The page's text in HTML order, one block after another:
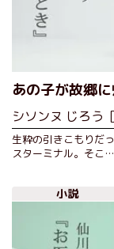
あの子が故郷
シソンヌ じろう
生粋の引きこもりだ
スターミナル。そこ…
小説